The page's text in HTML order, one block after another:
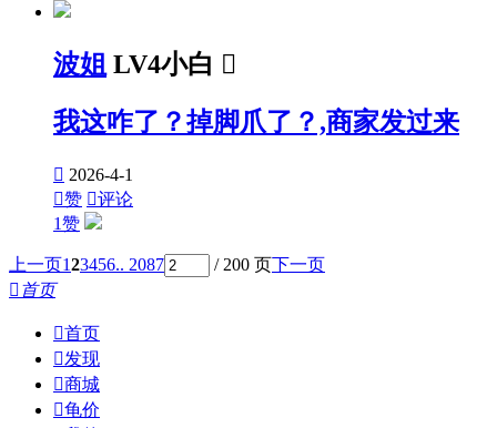
波姐 LV4小白 
我这咋了？掉脚爪了？,商家发过来
 2026-4-1
赞 评论
1赞
上一页123456.. 2087 / 200 页下一页
 首页
首页
发现
商城
龟价